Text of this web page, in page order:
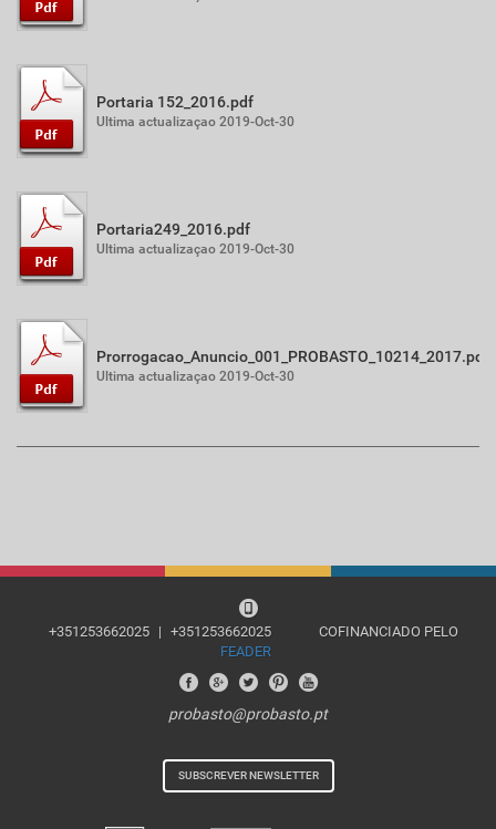
Portaria 152_2016.pdf
Ultima actualizaçao 2019-Oct-30
Portaria249_2016.pdf
Ultima actualizaçao 2019-Oct-30
Prorrogacao_Anuncio_001_PROBASTO_10214_2017.pdf
Ultima actualizaçao 2019-Oct-30
+351253662025 | +351253662025
COFINANCIADO PELO
FEADER
probasto@probasto.pt
SUBSCREVER NEWSLETTER